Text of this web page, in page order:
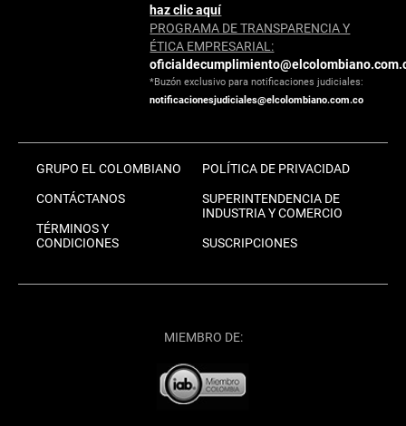
haz clic aquí
PROGRAMA DE TRANSPARENCIA Y
ÉTICA EMPRESARIAL:
*Buzón exclusivo para notificaciones judiciales:
notificacionesjudiciales@elcolombiano.com.co
GRUPO EL COLOMBIANO
CONTÁCTANOS
TÉRMINOS Y
CONDICIONES
POLÍTICA DE PRIVACIDAD
SUPERINTENDENCIA DE
INDUSTRIA Y COMERCIO
SUSCRIPCIONES
MIEMBRO DE: